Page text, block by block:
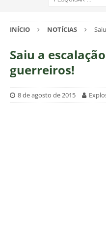
INÍCIO NOTÍCIAS
Saiu a
guerreiros!
8 de agosto de 2015